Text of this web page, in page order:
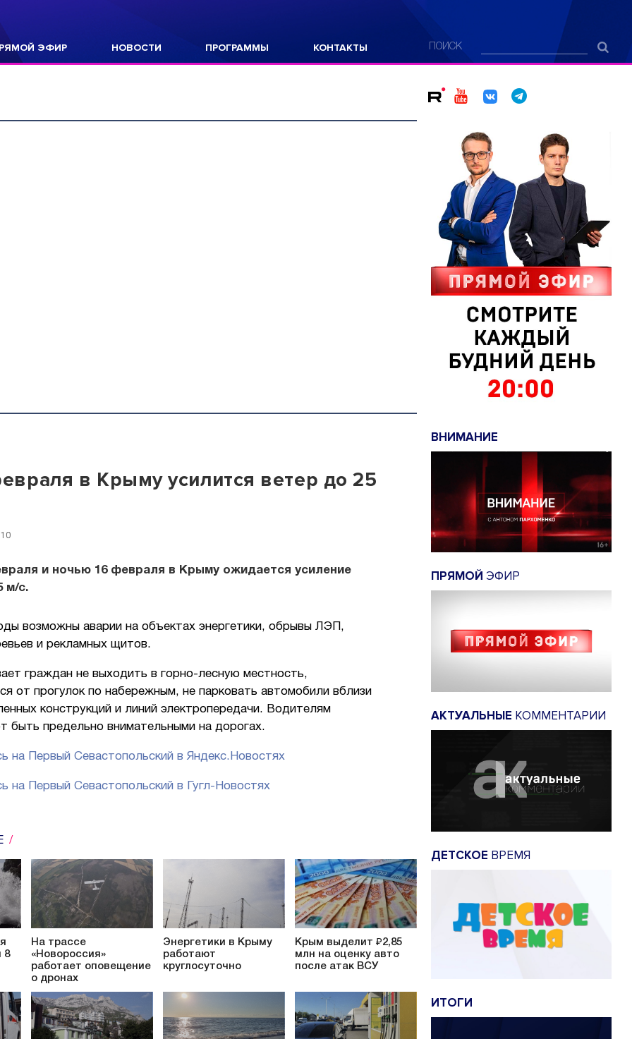
ЭФИР НОВОСТИ ПРОГРАММЫ КОНТАКТЫ ПОИСК
в Крыму усилится ветер до 25
и ночью 16 февраля в Крыму ожидается усиление
м/с.
возможны аварии на объектах энергетики, обрывы ЛЭП,
и рекламных щитов.
граждан не выходить в горно-лесную местность,
от прогулок по набережным, не парковать автомобили вблизи
конструкций и линий электропередачи. Водителям
быть предельно внимательными на дорогах.
на Первый Севастопольский в Яндекс.Новостях
на Первый Севастопольский в Гугл-Новостях
8
На трассе
«Новороссия»
работает оповещение
о дронах
Энергетики в Крыму
работают
круглосуточно
Крым выделит ₽2,85
млн на оценку авто
после атак ВСУ
ВНИМАНИЕ
ПРЯМОЙ ЭФИР
АКТУАЛЬНЫЕ КОММЕНТАРИИ
ДЕТСКОЕ ВРЕМЯ
ИТОГИ